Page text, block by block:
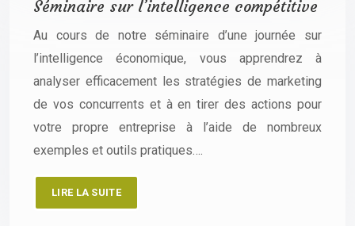
Séminaire sur l’intelligence compétitive
Au cours de notre séminaire d’une journée sur
l’intelligence économique, vous apprendrez à
analyser efficacement les stratégies de marketing
de vos concurrents et à en tirer des actions pour
votre propre entreprise à l’aide de nombreux
exemples et outils pratiques….
LIRE LA SUITE